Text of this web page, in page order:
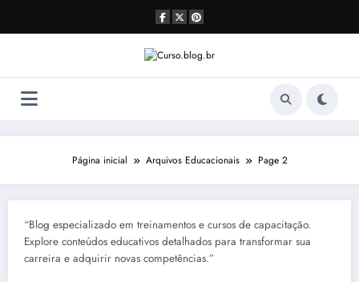
o
Página inicial Arquivos Educacionais Page 2
“Blog especializado em treinamentos e cursos de capacitação.
Explore conteúdos educativos detalhados para transformar sua
carreira e adquirir novas competências.”